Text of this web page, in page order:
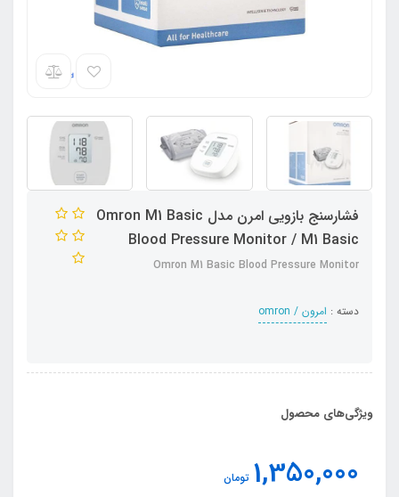
فشارسنج بازویی امرن مدل Omron M1 Basic
Blood Pressure Monitor / M1 Basic
Omron M1 Basic Blood Pressure Monitor
دسته : امرون / omron
ویژگی‌های محصول
1,350,000 تومان